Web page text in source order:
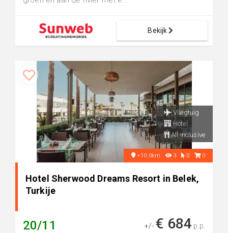
Bekijk
Vliegtuig
Hotel
All inclusive
+10.0km 3 0 0
Hotel Sherwood Dreams Resort in Belek,
Turkije
20/11 +/- € 684 p.p.